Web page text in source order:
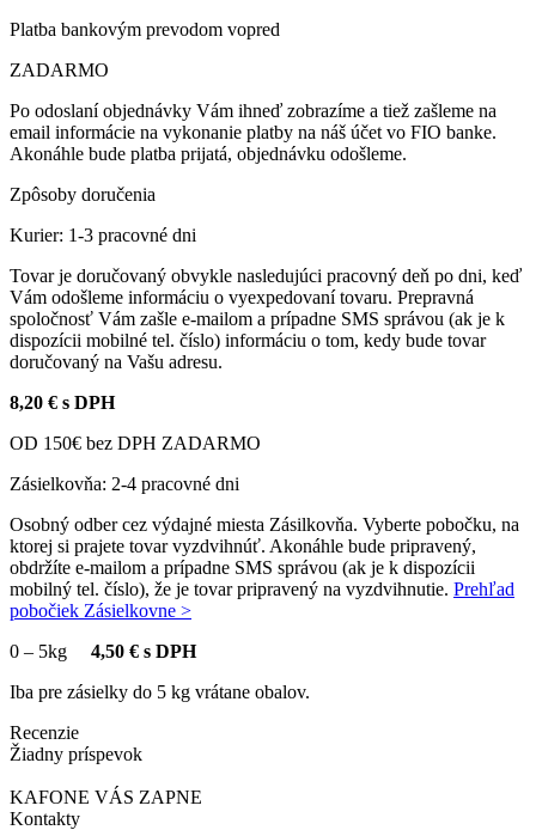
Platba bankovým prevodom vopred
ZADARMO
Po odoslaní objednávky Vám ihneď zobrazíme a tiež zašleme na
email informácie na vykonanie platby na náš účet vo FIO banke.
Akonáhle bude platba prijatá, objednávku odošleme.
Zpôsoby doručenia
Kurier: 1-3 pracovné dni
Tovar je doručovaný obvykle nasledujúci pracovný deň po dni, keď
Vám odošleme informáciu o vyexpedovaní tovaru. Prepravná
spoločnosť Vám zašle e-mailom a prípadne SMS správou (ak je k
dispozícii mobilné tel. číslo) informáciu o tom, kedy bude tovar
doručovaný na Vašu adresu.
8,20 € s DPH
OD 150€ bez DPH ZADARMO
Zásielkovňa: 2-4 pracovné dni
Osobný odber cez výdajné miesta Zásilkovňa. Vyberte pobočku, na
ktorej si prajete tovar vyzdvihnúť. Akonáhle bude pripravený,
obdržíte e-mailom a prípadne SMS správou (ak je k dispozícii
mobilný tel. číslo), že je tovar pripravený na vyzdvihnutie. Prehľad
pobočiek Zásielkovne >
0 – 5kg 4,50 € s DPH
Iba pre zásielky do 5 kg vrátane obalov.
Recenzie
Žiadny príspevok
KAFONE VÁS ZAPNE
Kontakty